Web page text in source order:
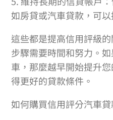
如房貸或汽車貸款，可
這些都是提高信用評級
步驟需要時間和努力。
車，那麼越早開始提升
得更好的貸款條件。
如何購買信用評分汽車貸